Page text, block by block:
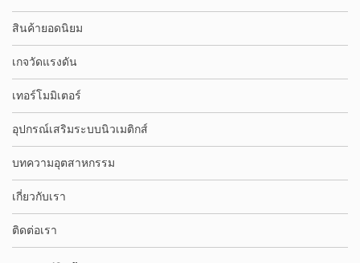
สินค้ายอดนิยม
เกจวัดแรงดัน
เทอร์โมมิเตอร์
อุปกรณ์เสริมระบบนิวเมติกส์
บทความอุตสาหกรรม
เกี่ยวกับเรา
ติดต่อเรา